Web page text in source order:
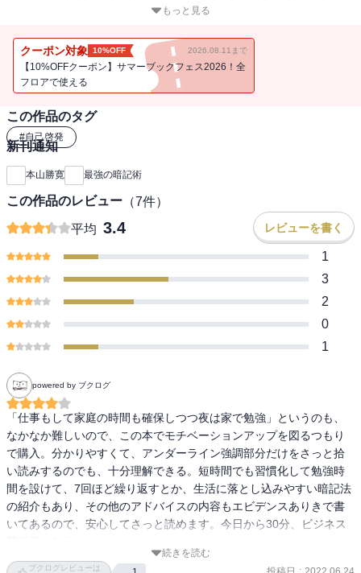
間でハーバード合格、１週間で１０分間外国語スピーチ…ぜんぶ、
試験・語学・仕事まで、すべてを制する一生モノの「暗記力」を手
に入れよ！ 目の前の試験を効率的に合格するための必読書。
もっと見る
クーポン対象 10%OFF 2026.08.11まで
【10%OFFクーポン】サマーブックフェス2026！全
フロアで使える
この作品のタグ
#自己啓発
新刊通知
本山勝寛 最強の暗記術
この作品のレビュー （7件）
平均 3.4 レビューを書く
1
3
2
0
1
powered by ブクログ
「仕事もして家庭の時間も確保しつつ夜は家で勉強」というのも、
なかなか難しいので、この本でモチベーションアップを図るつもり
で購入。分かりやすくて、アンダーライン強調部分だけをさっと拾
い読みするのでも、十分理解できる。短時間でも習慣化して勉強時
間を設けて、7回ほど繰り返すとか、生活に落とし込みやすい暗記法
の紹介もあり、その他のアドバイスの内容もエビデンスありきで書
いてあるので、安心してさっと読めます。今日から30分、ビジネス
続きを読む
ブクログレビューは